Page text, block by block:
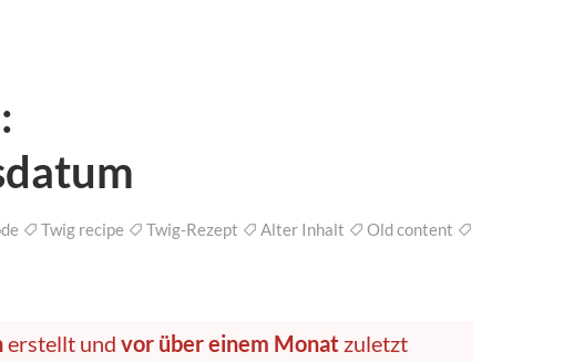
Twig recipe Twig-Rezept Alter Inhalt
Old content
erstellt und vor über einem Monat zuletzt